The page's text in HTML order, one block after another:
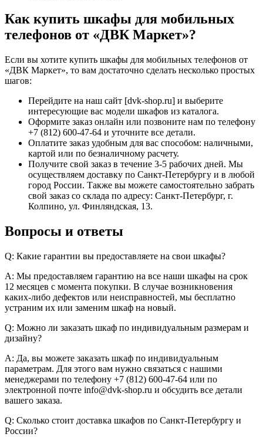
Как купить шкафы для мобильных
телефонов от «ДВК Маркет»?
Если вы хотите купить шкафы для мобильных телефонов от
«ДВК Маркет», то вам достаточно сделать несколько простых
шагов:
Перейдите на наш сайт [dvk-shop.ru] и выберите
интересующие вас модели шкафов из каталога.
Оформите заказ онлайн или позвоните нам по телефону
+7 (812) 600-47-64 и уточните все детали.
Оплатите заказ удобным для вас способом: наличными,
картой или по безналичному расчету.
Получите свой заказ в течение 3-5 рабочих дней. Мы
осуществляем доставку по Санкт-Петербургу и в любой
город России. Также вы можете самостоятельно забрать
свой заказ со склада по адресу: Санкт-Петербург, г.
Колпино, ул. Финляндская, 13.
Вопросы и ответы
Q: Какие гарантии вы предоставляете на свои шкафы?
A: Мы предоставляем гарантию на все наши шкафы на срок
12 месяцев с момента покупки. В случае возникновения
каких-либо дефектов или неисправностей, мы бесплатно
устраним их или заменим шкаф на новый.
Q: Можно ли заказать шкаф по индивидуальным размерам и
дизайну?
A: Да, вы можете заказать шкаф по индивидуальным
параметрам. Для этого вам нужно связаться с нашими
менеджерами по телефону +7 (812) 600-47-64 или по
электронной почте info@dvk-shop.ru и обсудить все детали
вашего заказа.
Q: Сколько стоит доставка шкафов по Санкт-Петербургу и
России?